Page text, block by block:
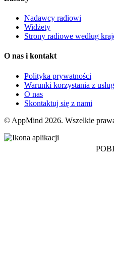
Nadawcy radiowi
Widżety
Strony radiowe według
O nas i kontakt
Polityka prywatności
Warunki korzystania z
O nas
Skontaktuj się z nami
© AppMind 2026. Wszelkie